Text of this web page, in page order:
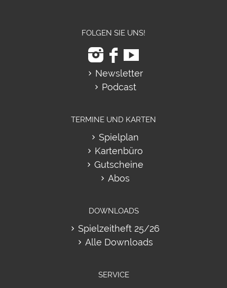
FOLGEN SIE UNS!
Newsletter
Podcast
TERMINE UND KARTEN
Spielplan
Kartenbüro
Gutscheine
Abos
DOWNLOADS
Spielzeitheft 25/26
Alle Downloads
SERVICE